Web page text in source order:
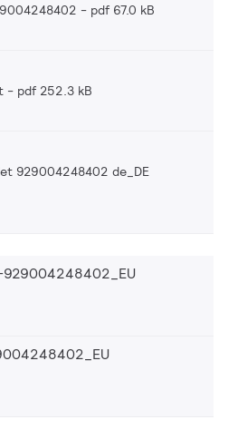
pdf 67.0 kB
pdf 252.3 kB
929004248402 de_DE